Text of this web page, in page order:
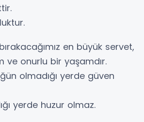
en büyük servet,
ve onurlu bir yaşamdır.
olmadığı yerde güven
yerde huzur olmaz.